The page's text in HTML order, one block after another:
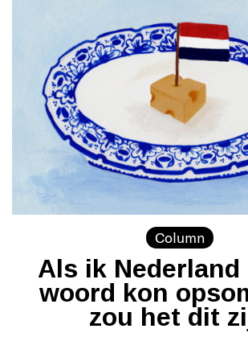
Column
Als ik Nederland
woord kon
zou het dit